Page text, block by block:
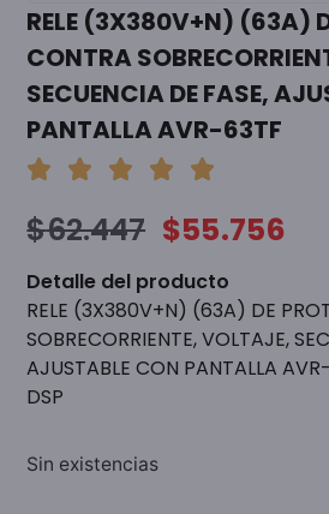
RELE (3X380V+N) (63A)
CONTRA
SECUENCIA DE FASE,
PANTALLA AVR-63TF
$62.447 $55.756
Detalle del producto
RELE (3X380V+N) (63A) DE
SOBRECORRIENTE, VOLTAJE,
AJUSTABLE CON PANTALLA
DSP
Sin existencias